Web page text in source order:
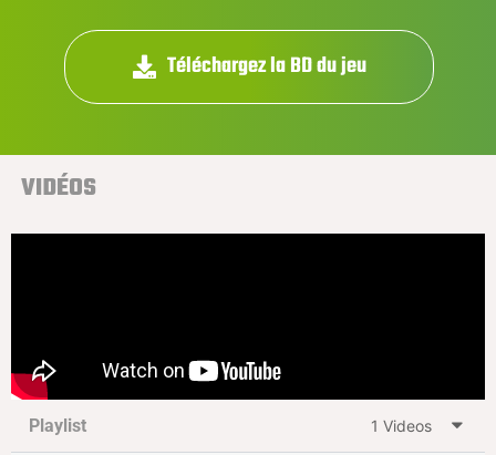
Téléchargez la BD du jeu
VIDÉOS
Playlist 1 Videos